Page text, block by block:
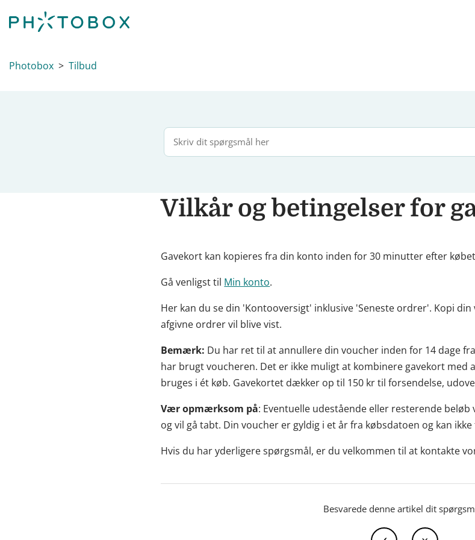
Photobox Tilbud
Vilkår og betingelser for
Gavekort kan kopieres fra din konto inden for 30 minutter efter
Gå venligst til Min konto.
Her kan du se din 'Kontooversigt' inklusive 'Seneste ordrer'. Kopi
afgivne ordrer vil blive vist.
Bemærk: Du har ret til at annullere din voucher inden for 14 dage
har brugt voucheren. Det er ikke muligt at kombinere gavekort med
bruges i ét køb. Gavekortet dækker op til 150 kr til forsendelse,
Vær opmærksom på: Eventuelle udestående eller resterende
og vil gå tabt. Din voucher er gyldig i et år fra købsdatoen og kan
Hvis du har yderligere spørgsmål, er du velkommen til at kontakte
Besvarede denne artikel dit